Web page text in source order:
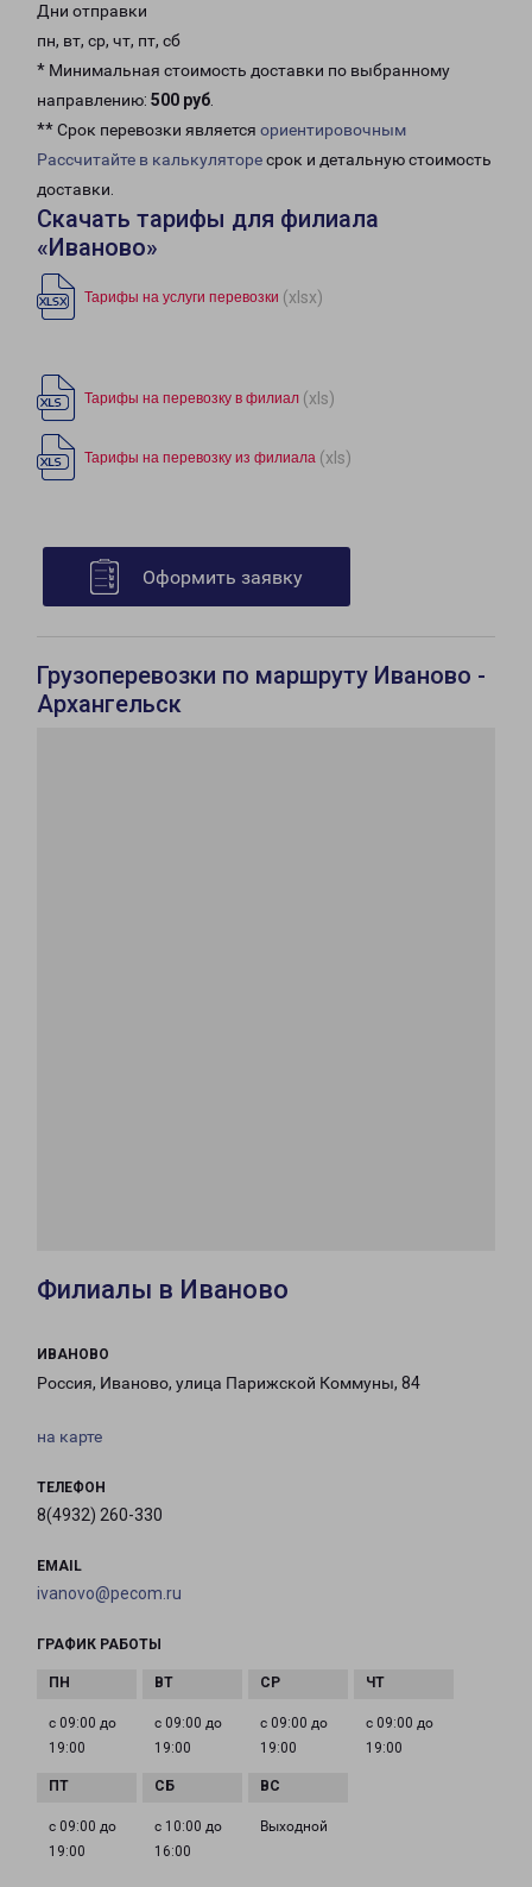
Дни отправки
пн, вт, ср, чт, пт, сб
* Минимальная стоимость доставки по выбранному
направлению: 500 руб.
** Срок перевозки является ориентировочным
Рассчитайте в калькуляторесрок и детальную стоимость
доставки.
Скачать тарифы для филиала
«Иваново»
Тарифы на услуги перевозки (xlsx)
Тарифы на перевозку в филиал (xls)
Тарифы на перевозку из филиала (xls)
Оформить заявку
Грузоперевозки по маршруту Иваново -
Архангельск
Филиалы в Иваново
ИВАНОВО
Россия, Иваново, улица Парижской Коммуны, 84
на карте
ТЕЛЕФОН
8(4932) 260-330
EMAIL
ivanovo@pecom.ru
ГРАФИК РАБОТЫ
с 09:00 до
19:00
с 09:00 до
19:00
с 09:00 до
19:00
с 09:00 до
19:00
с 09:00 до
19:00
с 10:00 до
16:00
Выходной